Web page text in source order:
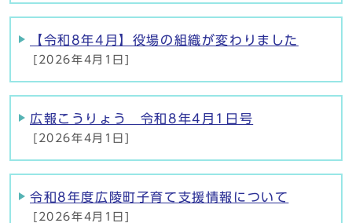
【令和8年4月】役場の組織が変わりました
[2026年4月1日]
広報こうりょう 令和8年4月1日号
[2026年4月1日]
令和8年度広陵町子育て支援情報について
[2026年4月1日]